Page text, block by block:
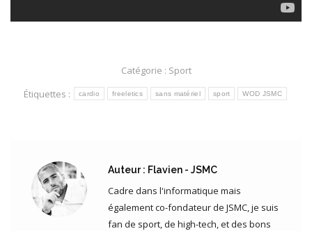
Catégorie : Sport
Étiquettes :
cardio freeletics sans matériel sport WOD JSMC
Auteur : Flavien - JSMC
Cadre dans l'informatique mais
également co-fondateur de JSMC, je suis
fan de sport, de high-tech, et des bons